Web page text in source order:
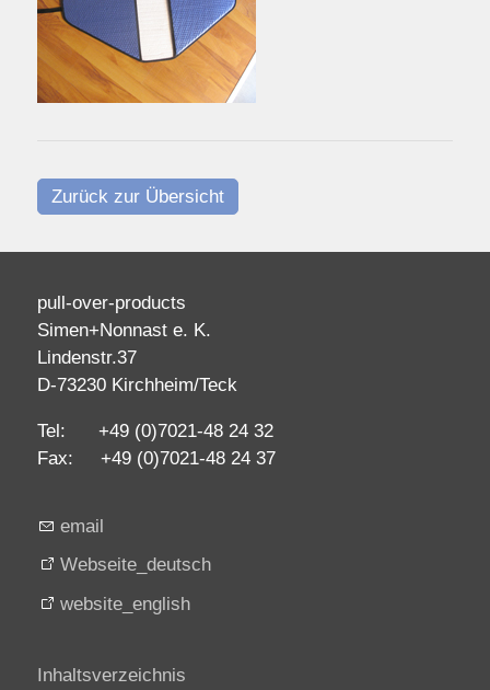
Zurück zur Übersicht
pull-over-products
Simen+Nonnast e. K.
Lindenstr.37
D-73230 Kirchheim/Teck
Tel: +49 (0)7021-48 24 32
Fax: +49 (0)7021-48 24 37
email
Webseite_deutsch
website_english
Inhaltsverzeichnis